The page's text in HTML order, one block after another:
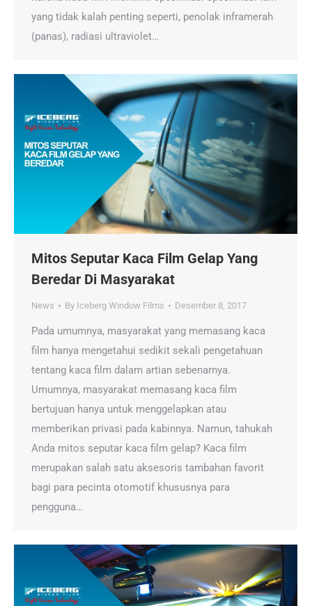
yang tidak kalah penting seperti, penolak inframerah
(panas), radiasi ultraviolet…
Mitos Seputar Kaca Film Gelap Yang
Beredar Di Masyarakat
News By Iceberg Window Films Desember 8, 2017
Pada umumnya, masyarakat yang memasang kaca
film hanya mengetahui sedikit sekali pengetahuan
tentang kaca film dalam artian sebenarnya.
Umumnya, masyarakat memasang kaca film
bertujuan hanya untuk menggelapkan atau
memberikan privasi pada kabinnya. Namun, tahukah
Anda mitos seputar kaca film gelap? Kaca film
merupakan salah satu aksesoris tambahan favorit
bagi para pecinta otomotif khususnya para
pengguna…